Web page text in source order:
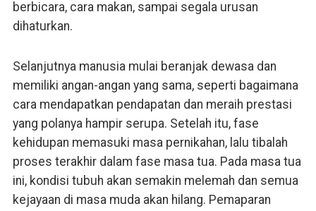
berbicara, cara makan, sampai segala urusan
dihaturkan.
Selanjutnya manusia mulai beranjak dewasa dan
memiliki angan-angan yang sama, seperti bagaimana
cara mendapatkan pendapatan dan meraih prestasi
yang polanya hampir serupa. Setelah itu, fase
kehidupan memasuki masa pernikahan, lalu tibalah
proses terakhir dalam fase masa tua. Pada masa tua
ini, kondisi tubuh akan semakin melemah dan semua
kejayaan di masa muda akan hilang. Pemaparan